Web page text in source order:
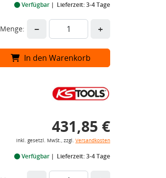
Verfügbar Lieferzeit: 3-4 Tage
Menge: − +
In den Warenkorb
431,85 €
inkl. gesetzl. MwSt., zzgl. Versandkosten
Verfügbar Lieferzeit: 3-4 Tage